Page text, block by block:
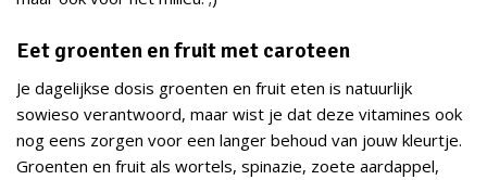
Eet groenten en fruit met caroteen
Je dagelijkse dosis groenten en fruit eten is natuurlijk
sowieso verantwoord, maar wist je dat deze vitamines ook
nog eens zorgen voor een langer behoud van jouw kleurtje.
Groenten en fruit als wortels, spinazie, zoete aardappel,